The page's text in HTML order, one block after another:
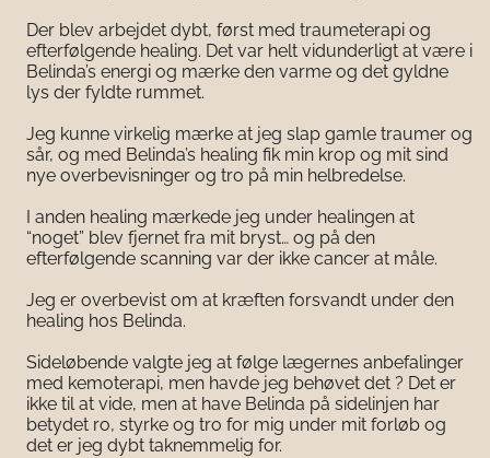
Der blev arbejdet dybt, først med traumeterapi og
efterfølgende healing. Det var helt vidunderligt at være i
Belinda’s energi og mærke den varme og det gyldne
lys der fyldte rummet.
Jeg kunne virkelig mærke at jeg slap gamle traumer og
sår, og med Belinda’s healing fik min krop og mit sind
nye overbevisninger og tro på min helbredelse.
I anden healing mærkede jeg under healingen at
“noget” blev fjernet fra mit bryst… og på den
efterfølgende scanning var der ikke cancer at måle.
Jeg er overbevist om at kræften forsvandt under den
healing hos Belinda.
Sideløbende valgte jeg at følge lægernes anbefalinger
med kemoterapi, men havde jeg behøvet det ? Det er
ikke til at vide, men at have Belinda på sidelinjen har
betydet ro, styrke og tro for mig under mit forløb og
det er jeg dybt taknemmelig for.